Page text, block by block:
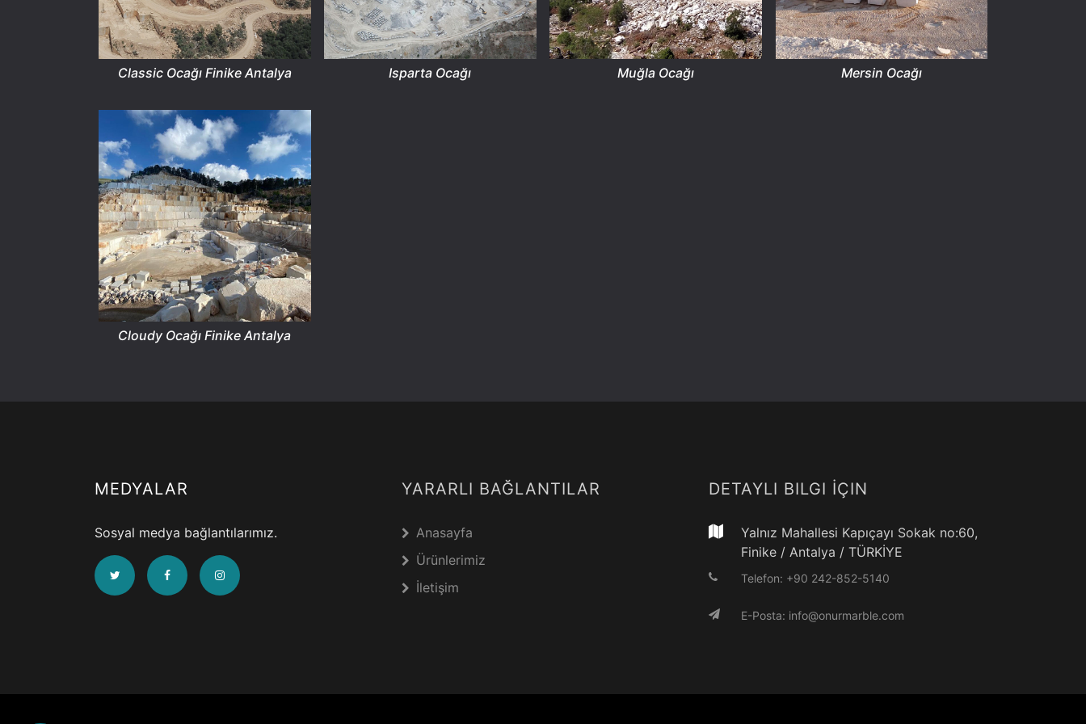
Classic Ocağı Finike Antalya Isparta Ocağı Muğla Ocağı Mersin Ocağı
Cloudy Ocağı Finike Antalya
MEDYALAR
Sosyal medya bağlantılarımız.
YARARLI BAĞLANTILAR
Anasayfa
Ürünlerimiz
İletişim
DETAYLI BILGI İÇIN
Yalnız Mahallesi Kapıçayı Sokak no:60,
Finike / Antalya / TÜRKİYE
Telefon: +90 242-852-5140
E-Posta: info@onurmarble.com